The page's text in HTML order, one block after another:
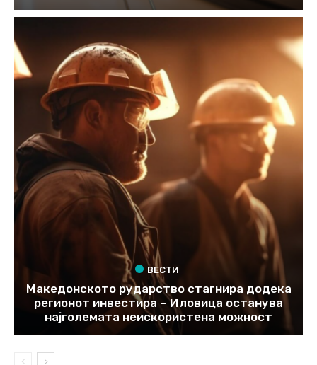
ВЕСТИ
Македонското рударство стагнира додека
регионот инвестира – Иловица останува
најголемата неискористена можност